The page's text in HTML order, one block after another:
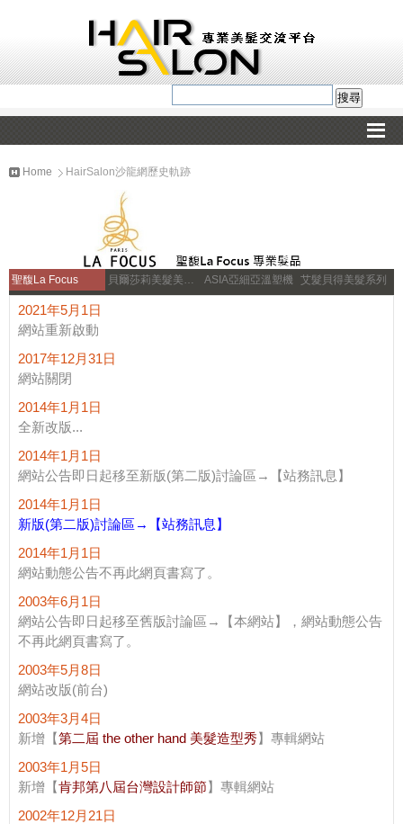
Home HairSalon沙龍網歷史軌跡
聖馥La Focus 貝爾莎莉美髮美容補習 ASIA亞細亞溫塑機 艾髮貝得美髮系列
2021年5月1日
網站重新啟動
2017年12月31日
網站關閉
2014年1月1日
全新改版...
2014年1月1日
網站公告即日起移至新版(第二版)討論區→【站務訊息】
2014年1月1日
新版(第二版)討論區→【站務訊息】
2014年1月1日
網站動態公告不再此網頁書寫了。
2003年6月1日
網站公告即日起移至舊版討論區→【本網站】，網站動態公告
不再此網頁書寫了。
2003年5月8日
網站改版(前台)
2003年3月4日
新增【第二屆 the other hand 美髮造型秀】專輯網站
2003年1月5日
新增【肯邦第八屆台灣設計師節】專輯網站
2002年12月21日